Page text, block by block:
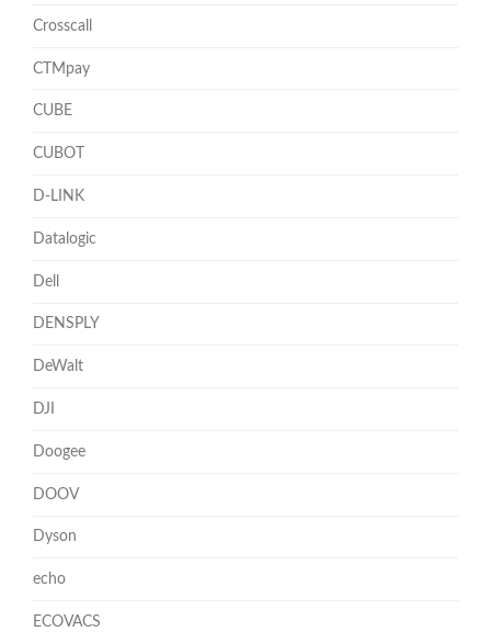
Crosscall
CTMpay
CUBE
CUBOT
D-LINK
Datalogic
Dell
DENSPLY
DeWalt
DJI
Doogee
DOOV
Dyson
echo
ECOVACS